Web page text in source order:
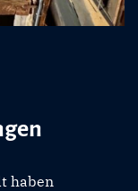
haben